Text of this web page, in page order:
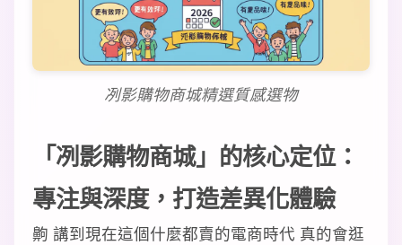
冽影購物商城精選質感選物
「冽影購物商城」的核心定位：
專注與深度，打造差異化體驗
齁 講到現在這個什麼都賣的電商時代 真的會逛